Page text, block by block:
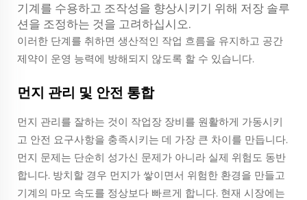
기계를 수용하고 조작성을 향상시키기 위해 저장 솔루
션을 조정하는 것을 고려하십시오.
이러한 단계를 취하면 생산적인 작업 흐름을 유지하고 공간
제약이 운영 능력에 방해되지 않도록 할 수 있습니다.
먼지 관리 및 안전 통합
먼지 관리를 잘하는 것이 작업장 장비를 원활하게 가동시키
고 안전 요구사항을 충족시키는 데 가장 큰 차이를 만듭니다.
먼지 문제는 단순히 성가신 문제가 아니라 실제 위험도 동반
합니다. 방치할 경우 먼지가 쌓이면서 위험한 환경을 만들고
기계의 마모 속도를 정상보다 빠르게 합니다. 현재 시장에는